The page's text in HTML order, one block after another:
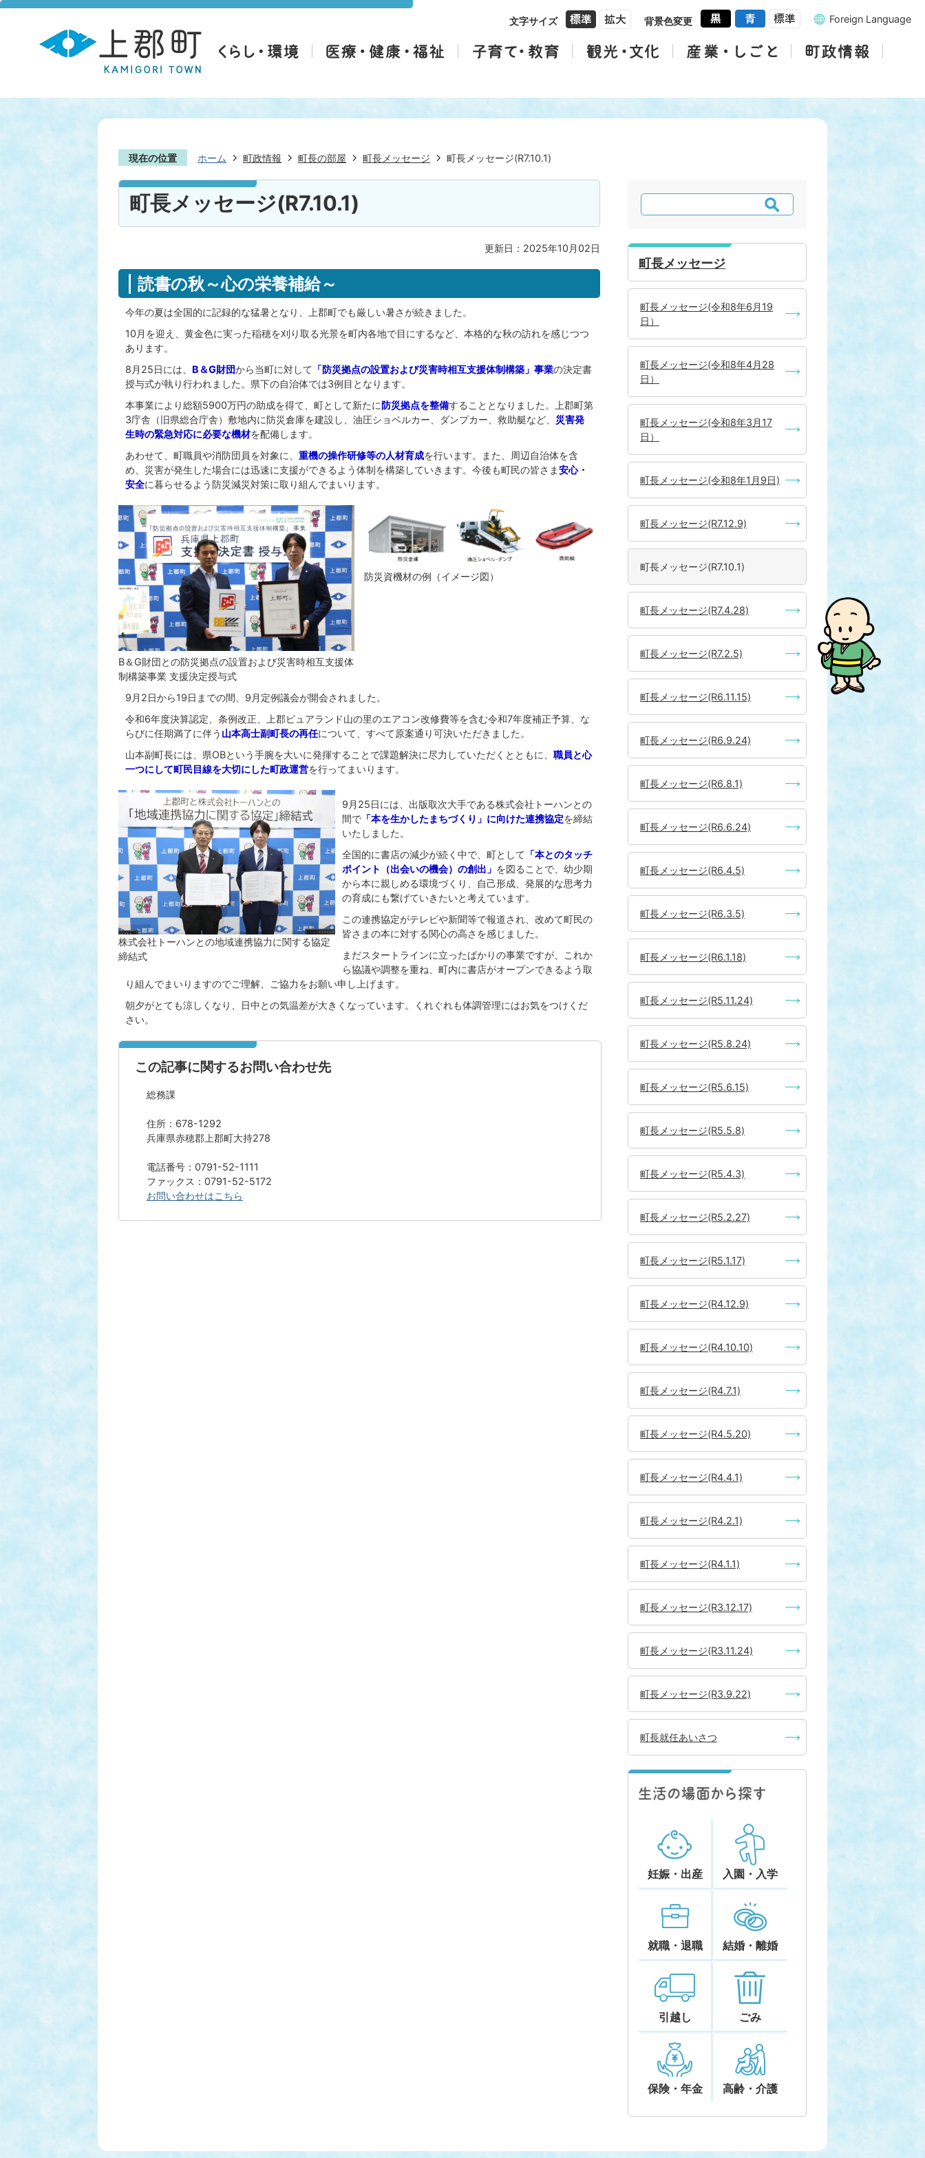
文字サイズ 背景色変更 Foreign Language
現在の位置 ホーム 町政情報 町長の部屋 町長メッセージ 町長メッセージ(R7.10.1)
町長メッセージ(R7.10.1)
更新日：2025年10月02日
読書の秋～心の栄養補給～
今年の夏は全国的に記録的な猛暑となり、上郡町でも厳しい暑さが続きました。
10月を迎え、黄金色に実った稲穂を刈り取る光景を町内各地で目にするなど、本格的な秋の訪れを感じつつ
あります。
8月25日には、 B＆G財団から当町に対して 「防災拠点の設置および災害時相互支援体制構築」事業の決定書
授与式が執り行われました。県下の自治体では3例目となります。
本事業により総額5900万円の助成を得て、町として新たに防災拠点を整備することとなりました。上郡町第
3庁舎（旧県総合庁舎）敷地内に防災倉庫を建設し、油圧ショベルカー、ダンプカー、救助艇など、 災害発
生時の緊急対応に必要な機材を配備します。
あわせて、町職員や消防団員を対象に、 重機の操作研修等の人材育成を行います。また、周辺自治体を含
め、災害が発生した場合には迅速に支援ができるよう体制を構築していきます。今後も町民の皆さま安心・
安全に暮らせるよう防災減災対策に取り組んでまいります。
B＆G財団との防災拠点の設置および災害時相互支援体
制構築事業 支援決定授与式
防災資機材の例（イメージ図）
9月2日から19日までの間、9月定例議会が開会されました。
令和6年度決算認定、条例改正、上郡ピュアランド山の里のエアコン改修費等を含む令和7年度補正予算、な
らびに任期満了に伴う 山本高士副町長の再任について、すべて原案通り可決いただきました。
山本副町長には、県OBという手腕を大いに発揮することで課題解決に尽力していただくとともに、 職員と心
一つにして町民目線を大切にした町政運営を行ってまいります。
株式会社トーハンとの地域連携協力に関する協定
締結式
9月25日には、出版取次大手である株式会社トーハンとの
間で 「本を生かしたまちづくり」に向けた連携協定を締結
いたしました。
全国的に書店の減少が続く中で、町として 「本とのタッチ
ポイント（出会いの機会）の創出」 を図ることで、幼少期
から本に親しめる環境づくり、自己形成、発展的な思考力
の育成にも繋げていきたいと考えています。
この連携協定がテレビや新聞等で報道され、改めて町民の
皆さまの本に対する関心の高さを感じました。
まだスタートラインに立ったばかりの事業ですが、これか
ら協議や調整を重ね、町内に書店がオープンできるよう取
り組んでまいりますのでご理解、ご協力をお願い申し上げます。
朝夕がとても涼しくなり、日中との気温差が大きくなっています。くれぐれも体調管理にはお気をつけくだ
さい。
この記事に関するお問い合わせ先
総務課
住所：678-1292
兵庫県赤穂郡上郡町大持278
電話番号：0791-52-1111
ファックス：0791-52-5172
お問い合わせはこちら
検
索
町長メッセージ
町長メッセージ(令和8年6月19
日）
町長メッセージ(令和8年4月28
日）
町長メッセージ(令和8年3月17
日）
町長メッセージ(令和8年1月9日)
町長メッセージ(R7.12.9)
町長メッセージ(R7.10.1)
町長メッセージ(R7.4.28)
町長メッセージ(R7.2.5)
町長メッセージ(R6.11.15)
町長メッセージ(R6.9.24)
町長メッセージ(R6.8.1)
町長メッセージ(R6.6.24)
町長メッセージ(R6.4.5)
町長メッセージ(R6.3.5)
町長メッセージ(R6.1.18)
町長メッセージ(R5.11.24)
町長メッセージ(R5.8.24)
町長メッセージ(R5.6.15)
町長メッセージ(R5.5.8)
町長メッセージ(R5.4.3)
町長メッセージ(R5.2.27)
町長メッセージ(R5.1.17)
町長メッセージ(R4.12.9)
町長メッセージ(R4.10.10)
町長メッセージ(R4.7.1)
町長メッセージ(R4.5.20)
町長メッセージ(R4.4.1)
町長メッセージ(R4.2.1)
町長メッセージ(R4.1.1)
町長メッセージ(R3.12.17)
町長メッセージ(R3.11.24)
町長メッセージ(R3.9.22)
町長就任あいさつ
妊娠・出産 入園・入学
就職・退職 結婚・離婚
引越し ごみ
保険・年金 高齢・介護